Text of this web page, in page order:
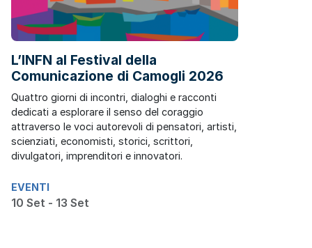
L’INFN al Festival della
Comunicazione di Camogli 2026
Quattro giorni di incontri, dialoghi e racconti
dedicati a esplorare il senso del coraggio
attraverso le voci autorevoli di pensatori, artisti,
scienziati, economisti, storici, scrittori,
divulgatori, imprenditori e innovatori.
EVENTI
10 Set - 13 Set